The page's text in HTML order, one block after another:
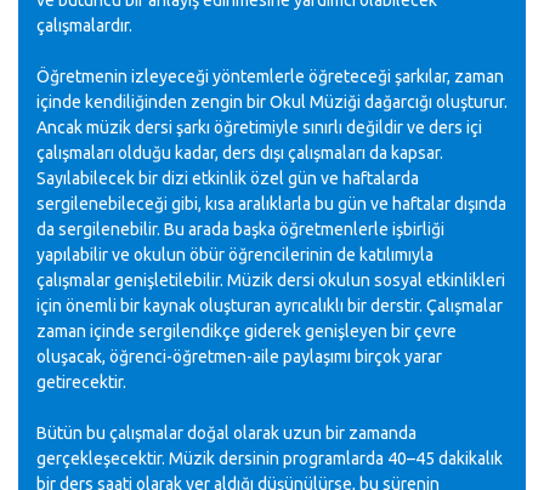
çalışmalardır.
Öğretmenin izleyeceği yöntemlerle öğreteceği şarkılar, zaman
içinde kendiliğinden zengin bir Okul Müziği dağarcığı oluşturur.
Ancak müzik dersi şarkı öğretimiyle sınırlı değildir ve ders içi
çalışmaları olduğu kadar, ders dışı çalışmaları da kapsar.
Sayılabilecek bir dizi etkinlik özel gün ve haftalarda
sergilenebileceği gibi, kısa aralıklarla bu gün ve haftalar dışında
da sergilenebilir. Bu arada başka öğretmenlerle işbirliği
yapılabilir ve okulun öbür öğrencilerinin de katılımıyla
çalışmalar genişletilebilir. Müzik dersi okulun sosyal etkinlikleri
için önemli bir kaynak oluşturan ayrıcalıklı bir derstir. Çalışmalar
zaman içinde sergilendikçe giderek genişleyen bir çevre
oluşacak, öğrenci-öğretmen-aile paylaşımı birçok yarar
getirecektir.
Bütün bu çalışmalar doğal olarak uzun bir zamanda
gerçekleşecektir. Müzik dersinin programlarda 40–45 dakikalık
bir ders saati olarak yer aldığı düşünülürse, bu sürenin